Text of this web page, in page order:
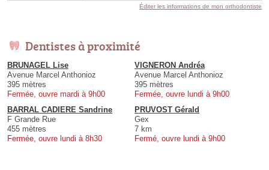
Éditer les informations de mon orthodontiste
Dentistes à proximité
BRUNAGEL Lise
Avenue Marcel Anthonioz
395 mètres
Fermée, ouvre mardi à 9h00
VIGNERON Andréa
Avenue Marcel Anthonioz
395 mètres
Fermée, ouvre lundi à 9h00
BARRAL CADIERE Sandrine
F Grande Rue
455 mètres
Fermée, ouvre lundi à 8h30
PRUVOST Gérald
Gex
7 km
Fermé, ouvre lundi à 9h00